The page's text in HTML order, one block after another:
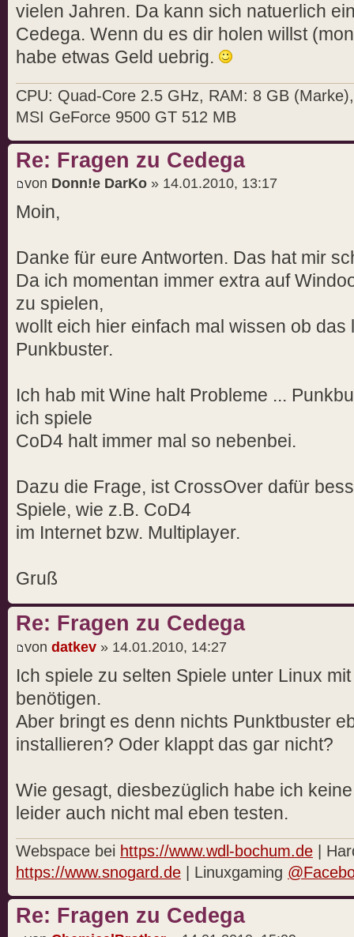
vielen Jahren. Da kann sich natuerlich
Cedega. Wenn du es dir holen willst
habe etwas Geld uebrig.
CPU: Quad-Core 2.5 GHz, RAM: 8 GB
MSI GeForce 9500 GT 512 MB
Re: Fragen zu Cedega
von Donn!e DarKo » 14.01.2010, 13:17
Moin,
Danke für eure Antworten. Das hat mir
Da ich momentan immer extra auf
zu spielen,
wollt eich hier einfach mal wissen ob das
Punkbuster.
Ich hab mit Wine halt Probleme ...
ich spiele
CoD4 halt immer mal so nebenbei.
Dazu die Frage, ist CrossOver dafür
Spiele, wie z.B. CoD4
im Internet bzw. Multiplayer.
Gruß
Re: Fragen zu Cedega
von datkev » 14.01.2010, 14:27
Ich spiele zu selten Spiele unter Linux
benötigen.
Aber bringt es denn nichts Punktbuster
installieren? Oder klappt das gar nicht?
Wie gesagt, diesbezüglich habe ich
leider auch nicht mal eben testen.
Webspace bei https://www.wdl-bochum.de |
https://www.snogard.de | Linuxgaming
Re: Fragen zu Cedega